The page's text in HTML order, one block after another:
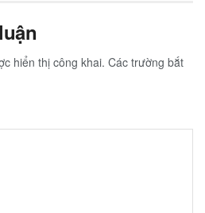
hiển thị công khai. Các trường bắt